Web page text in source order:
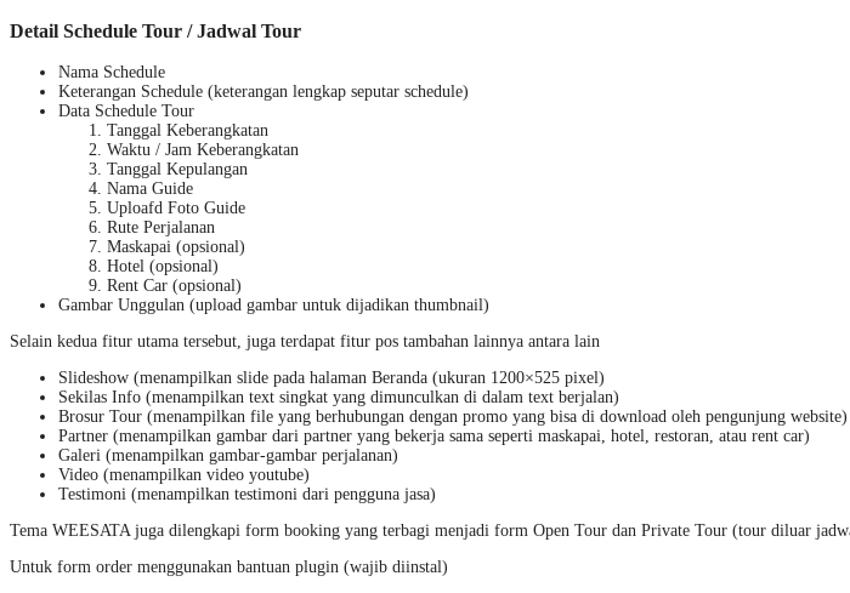
Detail Schedule Tour / Jadwal Tour
Nama Schedule
Keterangan Schedule (keterangan lengkap seputar schedule)
Data Schedule Tour
Tanggal Keberangkatan
Waktu / Jam Keberangkatan
Tanggal Kepulangan
Nama Guide
Uploafd Foto Guide
Rute Perjalanan
Maskapai (opsional)
Hotel (opsional)
Rent Car (opsional)
Gambar Unggulan (upload gambar untuk dijadikan thumbnail)
Selain kedua fitur utama tersebut, juga terdapat fitur pos tambahan lainnya antara lain
Slideshow (menampilkan slide pada halaman Beranda (ukuran 1200×525 pixel)
Sekilas Info (menampilkan text singkat yang dimunculkan di dalam text berjalan)
Brosur Tour (menampilkan file yang berhubungan dengan promo yang bisa di download oleh pengunjung website)
Partner (menampilkan gambar dari partner yang bekerja sama seperti maskapai, hotel, restoran, atau rent car)
Galeri (menampilkan gambar-gambar perjalanan)
Video (menampilkan video youtube)
Testimoni (menampilkan testimoni dari pengguna jasa)
Tema WEESATA juga dilengkapi form booking yang terbagi menjadi form Open Tour dan Private Tour (tour diluar
Untuk form order menggunakan bantuan plugin (wajib diinstal)